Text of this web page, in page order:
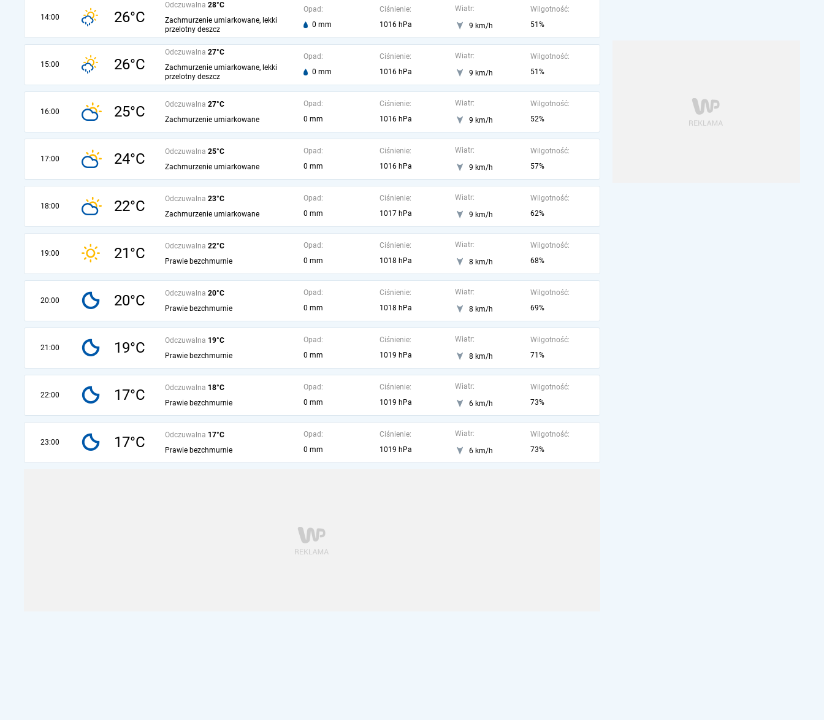
14:00 26°C
Odczuwalna 28°C
Zachmurzenie umiarkowane, lekki
przelotny deszcz
Opad:
0 mm
Ciśnienie:
1016 hPa
Wiatr:
9 km/h
Wilgotność:
51%
15:00 26°C
Odczuwalna 27°C
Zachmurzenie umiarkowane, lekki
przelotny deszcz
Opad:
0 mm
Ciśnienie:
1016 hPa
Wiatr:
9 km/h
Wilgotność:
51%
16:00 25°C Odczuwalna 27°C
Zachmurzenie umiarkowane
Opad:
0 mm
Ciśnienie:
1016 hPa
Wiatr:
9 km/h
Wilgotność:
52%
17:00 24°C Odczuwalna 25°C
Zachmurzenie umiarkowane
Opad:
0 mm
Ciśnienie:
1016 hPa
Wiatr:
9 km/h
Wilgotność:
57%
18:00 22°C Odczuwalna 23°C
Zachmurzenie umiarkowane
Opad:
0 mm
Ciśnienie:
1017 hPa
Wiatr:
9 km/h
Wilgotność:
62%
19:00 21°C Odczuwalna 22°C
Prawie bezchmurnie
Opad:
0 mm
Ciśnienie:
1018 hPa
Wiatr:
8 km/h
Wilgotność:
68%
20:00 20°C Odczuwalna 20°C
Prawie bezchmurnie
Opad:
0 mm
Ciśnienie:
1018 hPa
Wiatr:
8 km/h
Wilgotność:
69%
21:00 19°C Odczuwalna 19°C
Prawie bezchmurnie
Opad:
0 mm
Ciśnienie:
1019 hPa
Wiatr:
8 km/h
Wilgotność:
71%
22:00 17°C Odczuwalna 18°C
Prawie bezchmurnie
Opad:
0 mm
Ciśnienie:
1019 hPa
Wiatr:
6 km/h
Wilgotność:
73%
23:00 17°C Odczuwalna 17°C
Prawie bezchmurnie
Opad:
0 mm
Ciśnienie:
1019 hPa
Wiatr:
6 km/h
Wilgotność:
73%